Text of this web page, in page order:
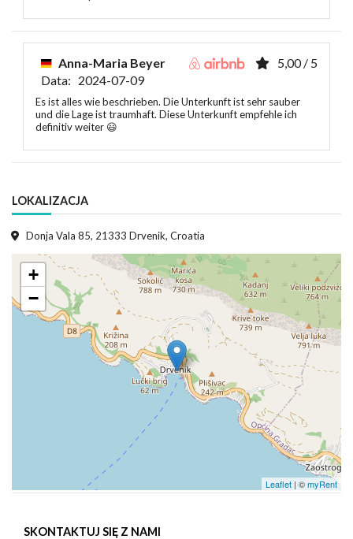
Anna-Maria Beyer
Data: 2024-07-09
5,00 / 5
Es ist alles wie beschrieben. Die Unterkunft ist sehr sauber
und die Lage ist traumhaft. Diese Unterkunft empfehle ich
definitiv weiter 😃
LOKALIZACJA
Donja Vala 85, 21333 Drvenik, Croatia
+
−
Leaflet | ©myRent
SKONTAKTUJ SIĘ Z NAMI